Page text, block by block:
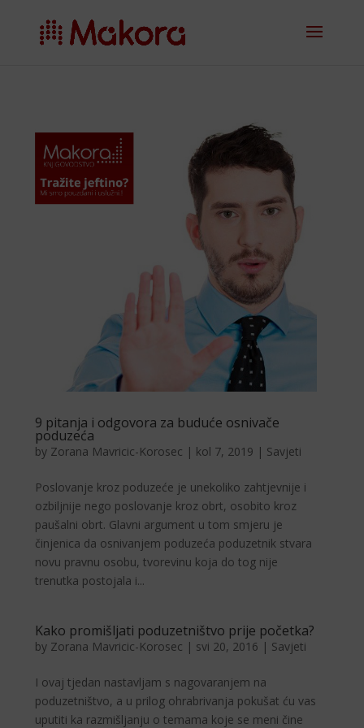
9 pitanja i odgovora za buduće osnivače
poduzeća
by Zorana Mavricic-Korosec | kol 7, 2019 | Savjeti
Poslovanje kroz poduzeće je unekoliko zahtjevnije i
ozbiljnije nego poslovanje kroz obrt, osobito kroz
paušalni obrt. Glavni argument u tom smjeru je
činjenica da osnivanjem poduzeća poduzetnik stvara
novu pravnu osobu, tvorevinu koja do tog nije
trenutka postojala i...
Kako promišljati poduzetništvo prije početka?
by Zorana Mavricic-Korosec | svi 20, 2016 | Savjeti
I ovaj tjedan nastavljam s nagovaranjem na
poduzetništvo, a u prilog ohrabrivanja pokušat ću vas
uputiti ka razmišljanju o temama koje se meni čine